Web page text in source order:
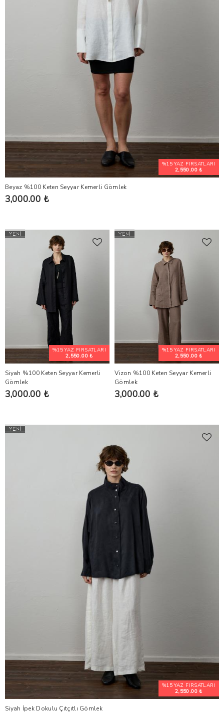
%15 YAZ FIRSATLARI
2,550.00 ₺
Beyaz %100 Keten Seyyar Kemerli Gömlek
3,000.00 ₺
%15 YAZ FIRSATLARI
2,550.00 ₺
Siyah %100 Keten Seyyar Kemerli
Gömlek
3,000.00 ₺
%15 YAZ FIRSATLARI
2,550.00 ₺
Vizon %100 Keten Seyyar Kemerli
Gömlek
3,000.00 ₺
%15 YAZ FIRSATLARI
2,550.00 ₺
Siyah İpek Dokulu Çıtçıtlı Gömlek